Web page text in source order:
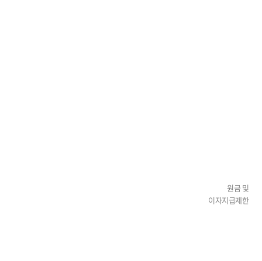
원금 및
이자지급제한